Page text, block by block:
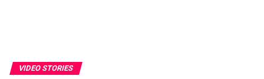
VIDEO STORIES